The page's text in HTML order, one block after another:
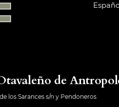
de
los Sarances s/n y Pendoneros